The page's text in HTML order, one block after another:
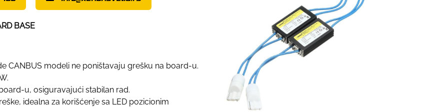
BASE
CANBUS modeli ne poništavaju grešku na board-u.
u, osiguravajući stabilan rad.
idealna za korišćenje sa LED pozicionim